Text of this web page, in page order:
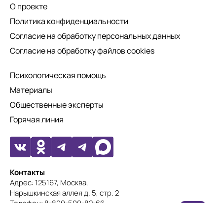
О проекте
Политика конфиденциальности
Согласие на обработку персональных данных
Согласие на обработку файлов cookies
Психологическая помощь
Материалы
Общественные эксперты
Горячая линия
Контакты
Адрес: 125167, Москва,
Нарышкинская аллея д. 5, стр. 2